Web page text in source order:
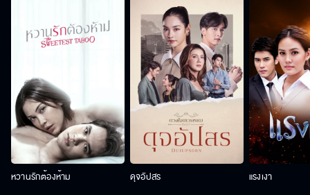
หวานรักต้องห้าม ดุจอัปสร แรงเงา